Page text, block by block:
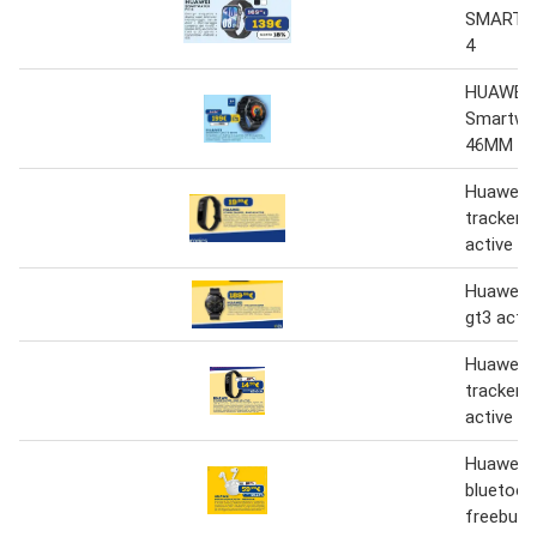
4
HUAWEI
46MM
Huawei
tracker-
active
Huawei
gt3
Huawei
tracker -
active
Huawei